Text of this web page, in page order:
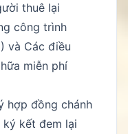
thuê lại
công trình
và Các điều
miễn phí
hợp đồng chánh
kết đem lại